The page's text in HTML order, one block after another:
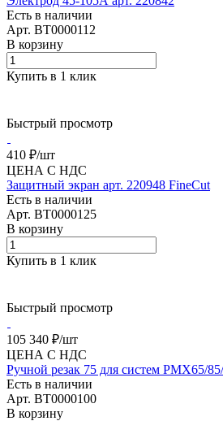
Есть в наличии
Арт. BT0000112
В корзину
Купить в 1 клик
Быстрый просмотр
410 ₽/шт
ЦЕНА С НДС
Защитный экран арт. 220948 FineCut
Есть в наличии
Арт. BT0000125
В корзину
Купить в 1 клик
Быстрый просмотр
105 340 ₽/шт
ЦЕНА С НДС
Ручной резак 75 для систем PMX65/
Есть в наличии
Арт. BT0000100
В корзину